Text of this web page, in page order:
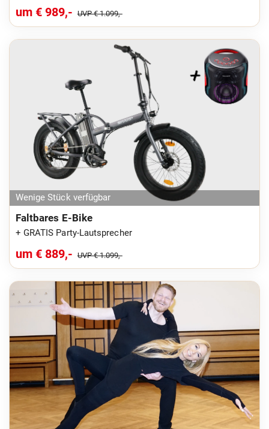
um € 989,- UVP € 1.099,-
Wenige Stück verfügbar
Faltbares E-Bike
+ GRATIS Party-Lautsprecher
um € 889,- UVP € 1.099,-